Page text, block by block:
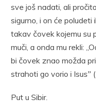
sve još nadati, ali
sigurno, i on će
takav čovek kojemu su
muči, a onda mu rekli:
bi čovek znao možda
strahoti go vorio i
Put u Sibir.